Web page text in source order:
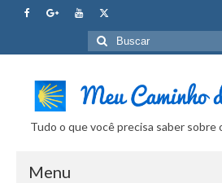
Buscar
por:
Tudo o que você precisa saber sobre
Menu